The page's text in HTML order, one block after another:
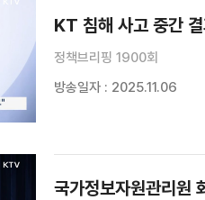
KT 침해 사고 중간
정책브리핑 1900회
방송일자 : 2025.11.06
국가정보자원관리원